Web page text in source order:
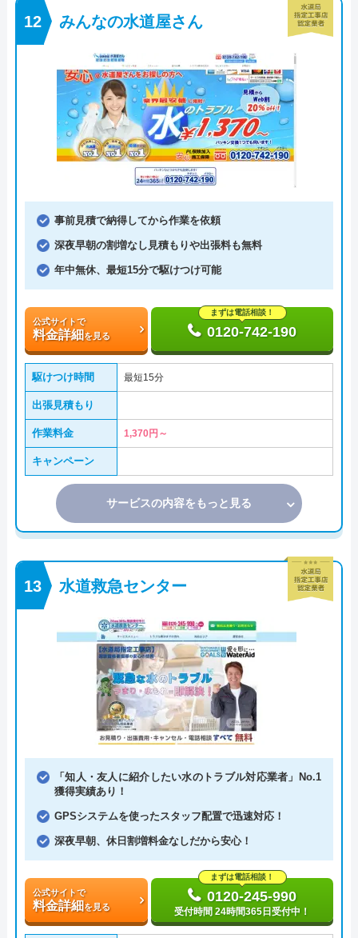
みんなの水道屋さん
事前見積で納得してから作業を依頼
深夜早朝の割増なし見積もりや出張料も無料
年中無休、最短15分で駆けつけ可能
公式サイトで
料金詳細を見る
まずは電話相談！
0120-742-190
駆けつけ時間 最短15分
出張見積もり
作業料金 1,370円～
キャンペーン
サービスの内容をもっと見る
水道救急センター
「知人・友人に紹介したい水のトラブル対応業者」No.1
獲得実績あり！
GPSシステムを使ったスタッフ配置で迅速対応！
深夜早朝、休日割増料金なしだから安心！
公式サイトで
料金詳細を見る
まずは電話相談！
0120-245-990
受付時間 24時間365日受付中！